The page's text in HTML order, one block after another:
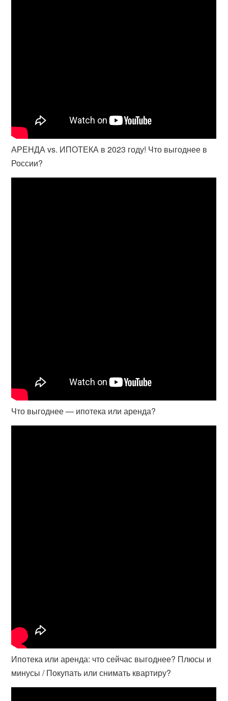
АРЕНДА vs. ИПОТЕКА в 2023 году! Что выгоднее в
России?
Что выгоднее — ипотека или аренда?
Ипотека или аренда: что сейчас выгоднее? Плюсы и
минусы / Покупать или снимать квартиру?